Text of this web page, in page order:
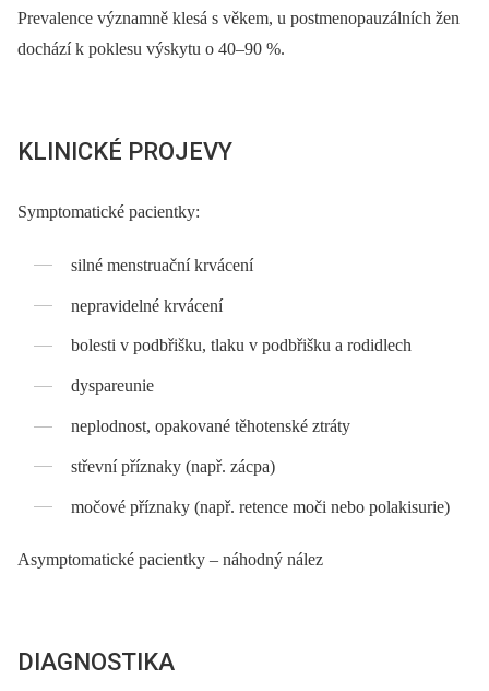
Prevalence významně klesá s věkem, u postmenopauzálních žen
dochází k poklesu výskytu o 40–90 %.
KLINICKÉ PROJEVY
Symptomatické pacientky:
silné menstruační krvácení
nepravidelné krvácení
bolesti v podbřišku, tlaku v podbřišku a rodidlech
dyspareunie
neplodnost, opakované těhotenské ztráty
střevní příznaky (např. zácpa)
močové příznaky (např. retence moči nebo polakisurie)
Asymptomatické pacientky –⁠ náhodný nález
DIAGNOSTIKA